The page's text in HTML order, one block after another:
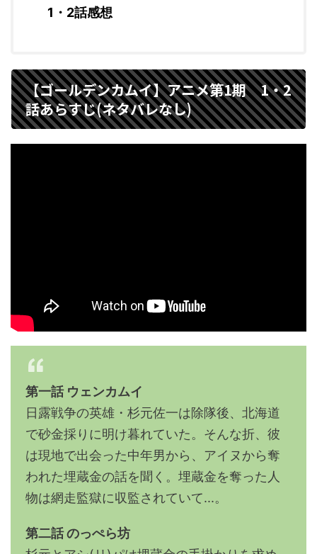
1・2話感想
【ゴールデンカムイ】アニメ第1期 1・2
話あらすじ(ネタバレなし)
第一話 ウェンカムイ
日露戦争の英雄・杉元佐一は除隊後、北海道
で砂金採りに明け暮れていた。そんな折、彼
は現地で出会った中年男から、アイヌから奪
われた埋蔵金の話を聞く。埋蔵金を奪った人
物は網走監獄に収監されていて...。
第二話 のっぺら坊